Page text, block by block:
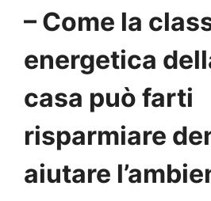
– Come la
energetica
casa può farti
risparmiare
aiutare